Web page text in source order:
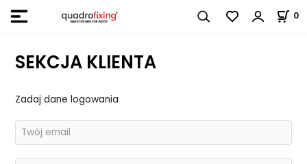
0
SEKCJA KLIENTA
Zadaj dane logowania